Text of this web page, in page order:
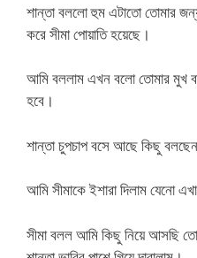
শান্তা বললো হুম এটাতো তোমার
করে সীমা পোয়াতি হয়েছে।
আমি বললাম এখন বলো তোমার মুখ
হবে।
শান্তা চুপচাপ বসে আছে কিছু
আমি সীমাকে ইশারা দিলাম যেনো
সীমা বলল আমি কিছু নিয়ে আসছি